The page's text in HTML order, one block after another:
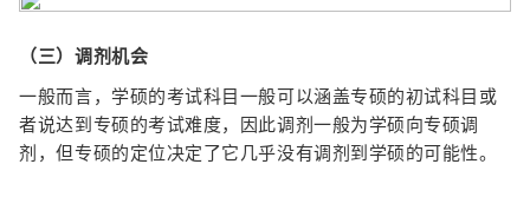
（三）调剂机会
一般而言，学硕的考试科目一般可以涵盖专硕的初试科目或
者说达到专硕的考试难度，因此调剂一般为学硕向专硕调
剂，但专硕的定位决定了它几乎没有调剂到学硕的可能性。